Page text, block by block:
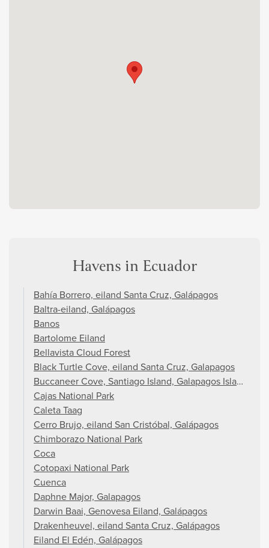
Havens in Ecuador
Bahía Borrero, eiland Santa Cruz, Galápagos
Baltra-eiland, Galápagos
Banos
Bartolome Eiland
Bellavista Cloud Forest
Black Turtle Cove, eiland Santa Cruz, Galapagos
Buccaneer Cove, Santiago Island, Galapagos Islands
Cajas National Park
Caleta Taag
Cerro Brujo, eiland San Cristóbal, Galápagos
Chimborazo National Park
Coca
Cotopaxi National Park
Cuenca
Daphne Major, Galapagos
Darwin Baai, Genovesa Eiland, Galápagos
Drakenheuvel, eiland Santa Cruz, Galápagos
Eiland El Edén, Galápagos